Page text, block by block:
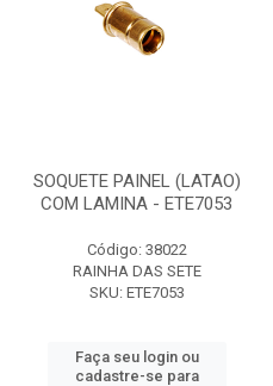
SOQUETE PAINEL (LATAO)
COM LAMINA - ETE7053
Código: 38022
RAINHA DAS SETE
SKU: ETE7053
Faça seu login ou
cadastre-se para